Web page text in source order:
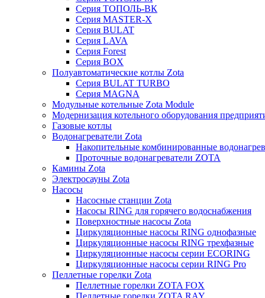
Серия ТОПОЛЬ-ВК
Серия MASTER-X
Серия BULAT
Серия LAVA
Серия Forest
Серия BOX
Полуавтоматические котлы Zota
Серия BULAT TURBO
Серия MAGNA
Модульные котельные Zota Module
Модернизация котельного оборудования
Газовые котлы
Водонагреватели Zota
Накопительные комбинированные
Проточные водонагреватели ZOTA
Камины Zota
Электросауны Zota
Насосы
Насосные станции Zota
Насосы RING для горячего водоснабжения
Поверхностные насосы Zota
Циркуляционные насосы RING однофазные
Циркуляционные насосы RING трехфазные
Циркуляционные насосы серии ECORING
Циркуляционные насосы серии RING Pro
Пеллетные горелки Zota
Пеллетные горелки ZOTA FOX
Пеллетные горелки ZOTA RAY